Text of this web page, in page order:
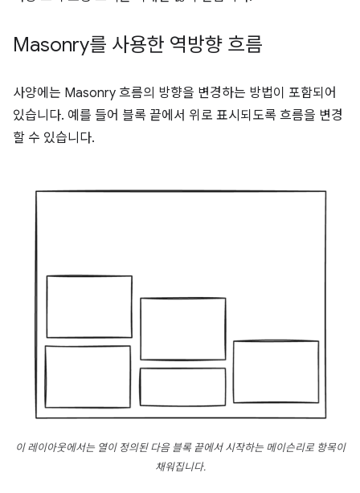
Masonry를 사용한 역방향 흐름
사양에는 Masonry 흐름의 방향을 변경하는 방법이 포함되어
있습니다. 예를 들어 블록 끝에서 위로 표시되도록 흐름을 변경
할 수 있습니다.
이 레이아웃에서는 열이 정의된 다음 블록 끝에서 시작하는 메이슨리로 항목이
채워집니다.